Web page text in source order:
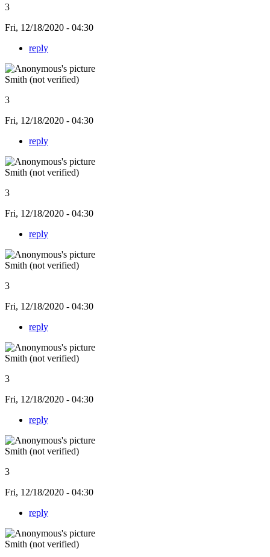
3
Fri, 12/18/2020 - 04:30
reply
Smith (not verified)
3
Fri, 12/18/2020 - 04:30
reply
Smith (not verified)
3
Fri, 12/18/2020 - 04:30
reply
Smith (not verified)
3
Fri, 12/18/2020 - 04:30
reply
Smith (not verified)
3
Fri, 12/18/2020 - 04:30
reply
Smith (not verified)
3
Fri, 12/18/2020 - 04:30
reply
Smith (not verified)